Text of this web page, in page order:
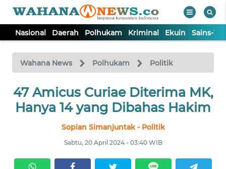
Nasional Daerah Polhukam Kriminal Ekuin Sains-
Wahana News Polhukam Politik
47 Amicus Curiae Diterima MK,
Hanya 14 yang Dibahas Hakim
Sopian Simanjuntak - Politik
Sabtu, 20 April 2024 - 03:40 WIB
TV
Tutup
NASIONAL